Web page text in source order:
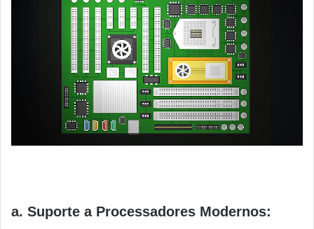
a. Suporte a Processadores Modernos: